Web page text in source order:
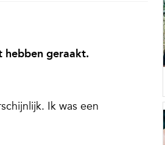
hebben geraakt.
Ik was een